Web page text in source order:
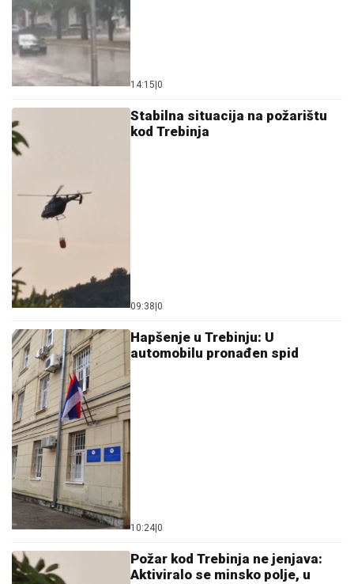
14:15 0
Stabilna situacija na požarištu
kod Trebinja
09:38 0
Hapšenje u Trebinju: U
automobilu pronađen spid
10:24 0
Požar kod Trebinja ne jenjava:
Aktiviralo se minsko polje, u